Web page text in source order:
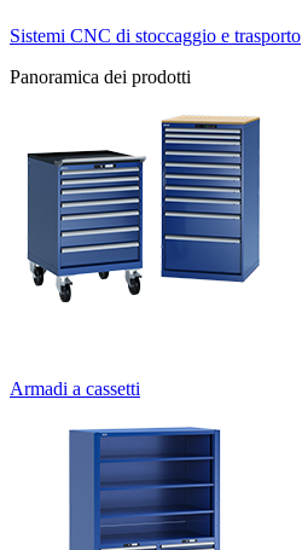
Sistemi CNC di stoccaggio e trasporto
Panoramica dei prodotti
Armadi a cassetti